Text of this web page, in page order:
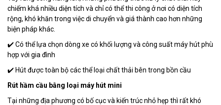
chiếm khá nhiều diện tích và chỉ có thể thi công ở nơi có diện tích
rộng, khó khăn trong việc di chuyển và giá thành cao hơn những
biện pháp khác.
✔️ Có thể lựa chọn dòng xe có khối lượng và công suất máy hút phù
hợp với gia đình
✔️ Hút được toàn bộ các thể loại chất thải bên trong bồn cầu
Rút hầm cầu bằng loại máy hút mini
Tại những địa phương có bố cục và kiến trúc nhỏ hẹp thì rất khó